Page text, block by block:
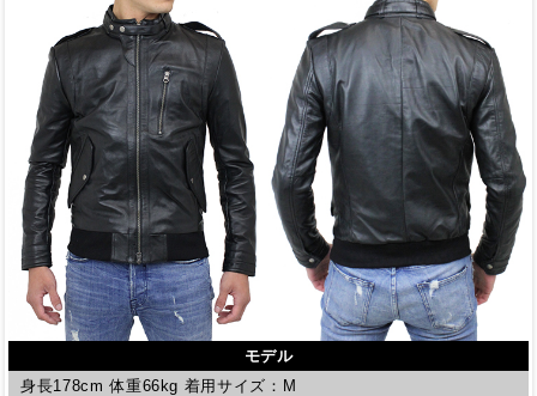
モデル
身長178cm 体重66kg 着用サイズ：M